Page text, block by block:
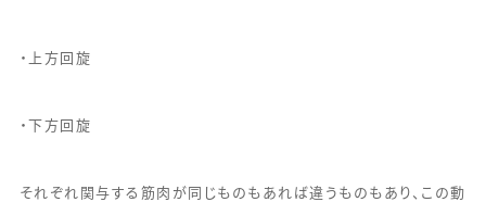
・上方回旋
・下方回旋
それぞれ関与する筋肉が同じものもあれば違うものもあり、この動